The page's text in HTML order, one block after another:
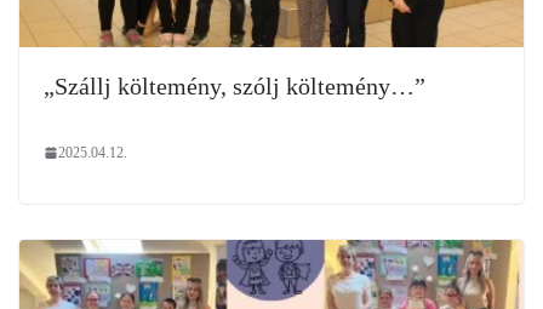
„Szállj költemény, szólj költemény…”
2025.04.12.